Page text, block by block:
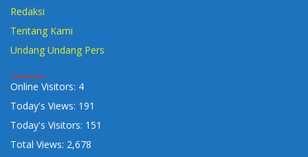
Redaksi
Tentang Kami
Undang Undang Pers
Online Visitors: 4
Today's Views: 191
Today's Visitors: 151
Total Views: 2,678